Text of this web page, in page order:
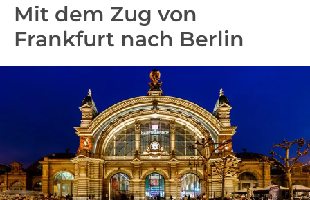
Mit dem Zug von
Frankfurt nach Berlin